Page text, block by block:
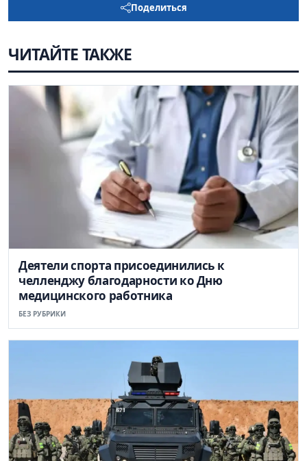
Поделиться
ЧИТАЙТЕ ТАКЖЕ
Деятели спорта присоединились к
челленджу благодарности ко Дню
медицинского работника
БЕЗ РУБРИКИ